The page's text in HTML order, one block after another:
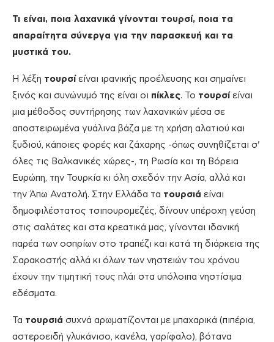
Τι είναι, ποια λαχανικά γίνονται τουρσί, ποια τα
απαραίτητα σύνεργα για την παρασκευή και τα
μυστικά του.
Η λέξη τουρσί είναι ιρανικής προέλευσης και σημαίνει
ξινός και συνώνυμό της είναι οι πίκλες. Το τουρσί είναι
μια μέθοδος συντήρησης των λαχανικών μέσα σε
αποστειρωμένα γυάλινα βάζα με τη χρήση αλατιού και
ξυδιού, κάποιες φορές και ζάχαρης -όπως συνηθίζεται σ’
όλες τις Βαλκανικές χώρες-, τη Ρωσία και τη Βόρεια
Ευρώπη, την Τουρκία κι όλη σχεδόν την Ασία, αλλά και
την Άπω Ανατολή. Στην Ελλάδα τα τουρσιά είναι
δημοφιλέστατος τσιπουρομεζές, δίνουν υπέροχη γεύση
στις σαλάτες και στα κρεατικά μας, γίνονται ιδανική
παρέα των οσπρίων στο τραπέζι και κατά τη διάρκεια της
Σαρακοστής αλλά κι όλων των νηστειών του χρόνου
έχουν την τιμητική τους πλάι στα υπόλοιπα νηστίσιμα
εδέσματα.
Τα τουρσιά συχνά αρωματίζονται με μπαχαρικά (πιπέρια,
αστεροειδή γλυκάνισο, κανέλα, γαρίφαλο), βότανα